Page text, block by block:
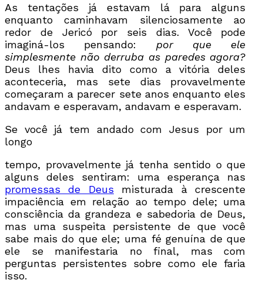
As tentações já estavam lá para alguns
enquanto caminhavam silenciosamente ao
redor de Jericó por seis dias. Você pode
imaginá-los pensando: por que ele
simplesmente não derruba as paredes agora?
Deus lhes havia dito como a vitória deles
aconteceria, mas sete dias provavelmente
começaram a parecer sete anos enquanto eles
andavam e esperavam, andavam e esperavam.
Se você já tem andado com Jesus por um
longo
tempo, provavelmente já tenha sentido o que
alguns deles sentiram: uma esperança nas
promessas de Deus misturada à crescente
impaciência em relação ao tempo dele; uma
consciência da grandeza e sabedoria de Deus,
mas uma suspeita persistente de que você
sabe mais do que ele; uma fé genuína de que
ele se manifestaria no final, mas com
perguntas persistentes sobre como ele faria
isso.